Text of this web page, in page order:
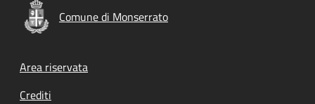
Comune di Monserrato
Footer menu
Area riservata
Crediti